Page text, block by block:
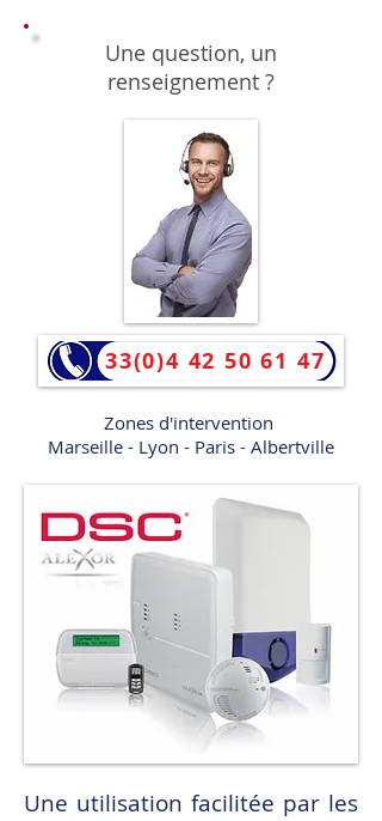
Une utilisation facilitée par les
Une question, un
renseignement ?
33(0)4 42 50 61 47
Zones d'intervention
Marseille - Lyon - Paris - Albertville